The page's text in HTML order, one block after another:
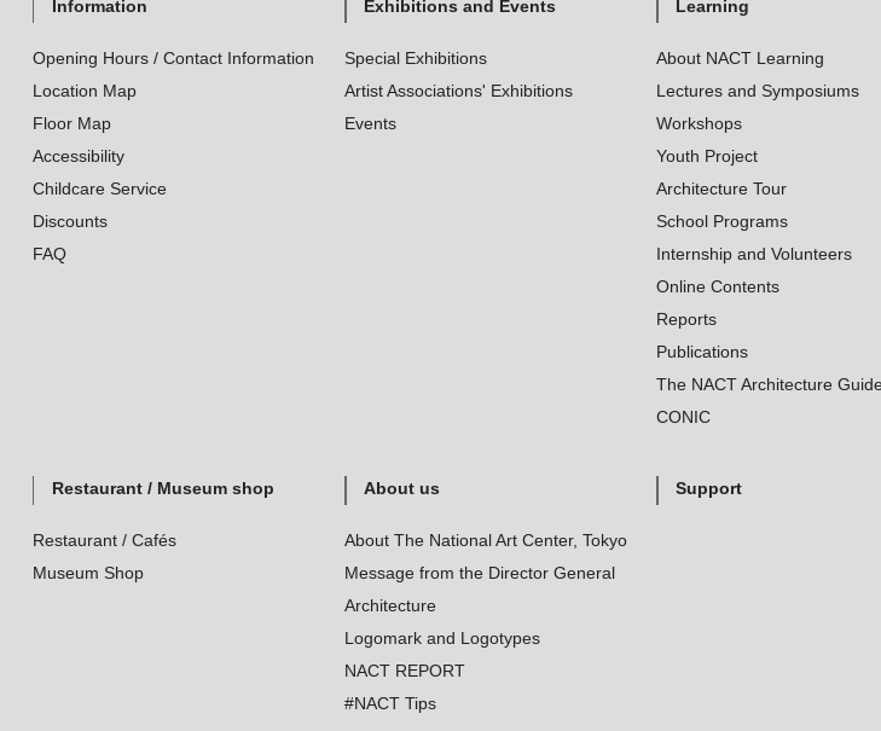
Information
Opening Hours / Contact Information
Location Map
Floor Map
Accessibility
Childcare Service
Discounts
FAQ
Exhibitions and Events
Special Exhibitions
Artist Associations' Exhibitions
Events
Learning
About NACT Learning
Lectures and Symposiums
Workshops
Youth Project
Architecture Tour
School Programs
Internship and Volunteers
Online Contents
Reports
Publications
The NACT Architecture
CONIC
Restaurant / Museum shop
Restaurant / Cafés
Museum Shop
About us
About The National Art Center, Tokyo
Message from the Director General
Architecture
Logomark and Logotypes
NACT REPORT
#NACT Tips
Support